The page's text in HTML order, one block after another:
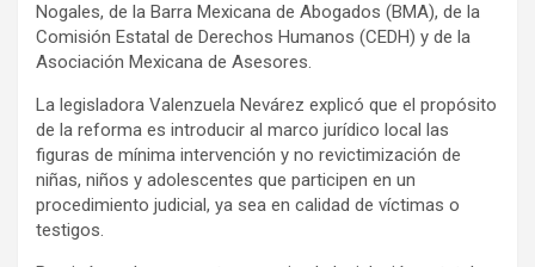
Nogales, de la Barra Mexicana de Abogados (BMA), de la
Comisión Estatal de Derechos Humanos (CEDH) y de la
Asociación Mexicana de Asesores.
La legisladora Valenzuela Nevárez explicó que el propósito
de la reforma es introducir al marco jurídico local las
figuras de mínima intervención y no revictimización de
niñas, niños y adolescentes que participen en un
procedimiento judicial, ya sea en calidad de víctimas o
testigos.